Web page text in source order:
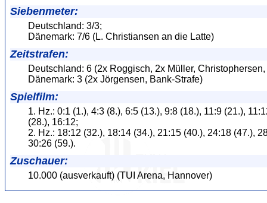
Siebenmeter:
Deutschland: 3/3;
Dänemark: 7/6 (L. Christiansen an die Latte)
Zeitstrafen:
Deutschland: 6 (2x Roggisch, 2x Müller,
Dänemark: 3 (2x Jörgensen, Bank-Strafe)
Spielfilm:
1. Hz.: 0:1 (1.), 4:3 (8.), 6:5 (13.), 9:8 (18.), 11:9 (21.),
(28.), 16:12;
2. Hz.: 18:12 (32.), 18:14 (34.), 21:15 (40.), 24:18 (47.),
30:26 (59.).
Zuschauer:
10.000 (ausverkauft) (TUI Arena, Hannover)